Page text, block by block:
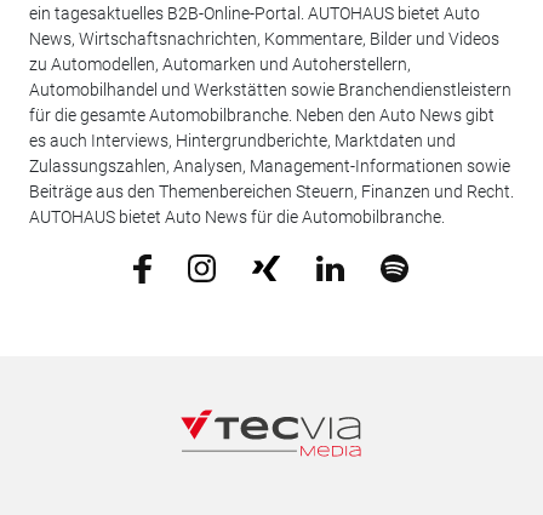
ein tagesaktuelles B2B-Online-Portal. AUTOHAUS bietet Auto
News, Wirtschaftsnachrichten, Kommentare, Bilder und Videos
zu Automodellen, Automarken und Autoherstellern,
Automobilhandel und Werkstätten sowie Branchendienstleistern
für die gesamte Automobilbranche. Neben den Auto News gibt
es auch Interviews, Hintergrundberichte, Marktdaten und
Zulassungszahlen, Analysen, Management-Informationen sowie
Beiträge aus den Themenbereichen Steuern, Finanzen und Recht.
AUTOHAUS bietet Auto News für die Automobilbranche.